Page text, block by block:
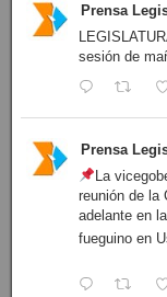
Prensa
sesión de
Prensa
La
reunión de la
adelante en
fueguino en